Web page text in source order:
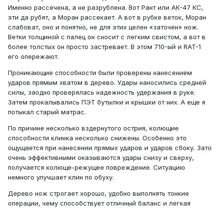
Именно рассечена, а не разрублена. Вот Рант или АК-47 КС,
эти да рубят, а Моран рассекает. А вот в рубке веток, Моран
слабоват, оно и понятно, не для этих целен «заточен» нож.
Ветки толщиной с палец он сносит с легким свистом, а вот в
более толстых он просто застревает. В этом 710-ый и RAT-1
его опережают.
Проникающие способности были проверены нанесением
ударов прямым хватом в дерево. Удары наносились средней
силы, заодно проверялась надежность удержания в руке.
Затем прокалывались ПЭТ бутылки и крышки от них. А еще я
потыкал старый матрас.
По причине несколько вздернутого острия, колющие
способности клинка несколько снижены. Особенно это
ощущается при нанесении прямых ударов и ударов сбоку. Зато
очень эффективными оказываются удары снизу и сверху,
получается колюще-режущее повреждение. Ситуацию
немного улучшает клин по обуху.
Дерево нож строгает хорошо, удобно выполнять тонкие
операции, чему способствует отличный баланс и легкая